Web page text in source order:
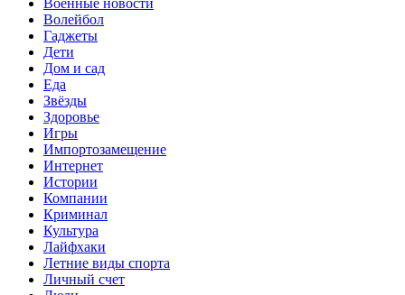
Волейбол
Гаджеты
Дети
Дом и сад
Еда
Звёзды
Здоровье
Игры
Импортозамещение
Интернет
Истории
Компании
Криминал
Культура
Лайфхаки
Летние виды спорта
Личный счет